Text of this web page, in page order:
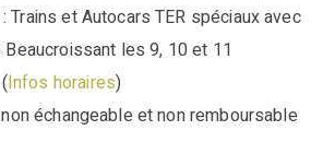
Trains et Autocars TER spéciaux avec
les 9, 10 et 11
Infos horaires)
échangeable et non remboursable